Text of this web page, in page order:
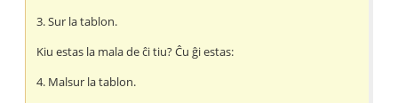
3. Sur la tablon.
Kiu estas la mala de ĉi tiu? Ĉu ĝi estas:
4. Malsur la tablon.